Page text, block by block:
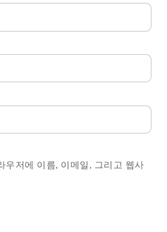
우저에 이름, 이메일, 그리고 웹사